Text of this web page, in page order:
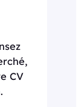
CV